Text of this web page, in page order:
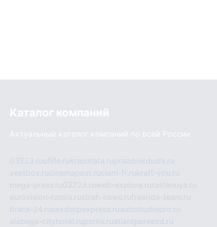
Каталог компаний
Актуальный каталог компаний по всей России
03223.ruufille.rukrasotata.ruprazdnikdushi.ru
veetbox.rucinemapost.ruciam-fr.rukraft-you.ru
mega-press.ru03223.ruweb-explore.ru rastenuya.ru
eurovision-russia.rustrah-news.rufreeride-team.ru
itrack-24.rusexshopexpress.ruautostudiopro.ru
alabuga-cityhotel.rupornv.ruatlantpereezd.ru